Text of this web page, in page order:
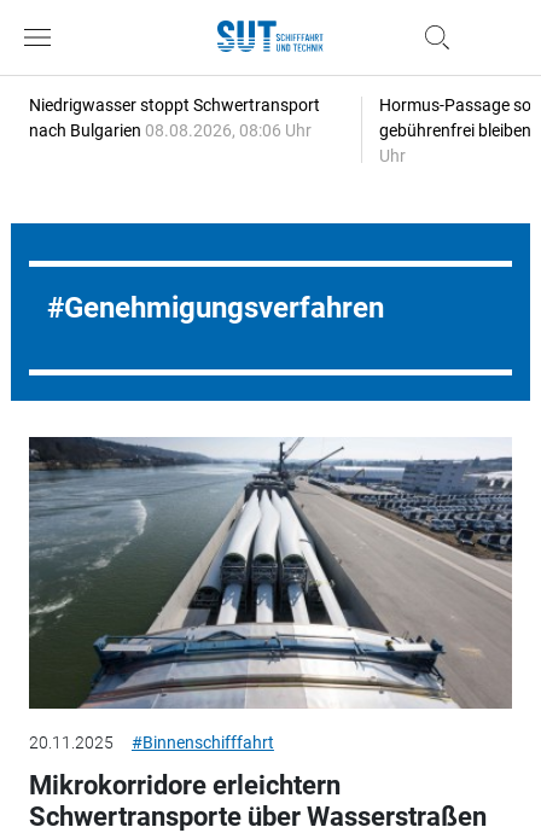
Niedrigwasser stoppt Schwertransport
nach Bulgarien 08.08.2026, 08:06 Uhr
Hormus-Passage
gebührenfrei bleiben
Uhr
Genehmigungsverfahren
20.11.2025 #Binnenschifffahrt
Mikrokorridore erleichtern
Schwertransporte über Wasserstraßen